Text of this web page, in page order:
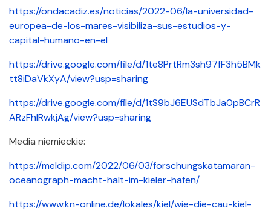
https://ondacadiz.es/noticias/2022-06/la-universidad-
europea-de-los-mares-visibiliza-sus-estudios-y-
capital-humano-en-el
https://drive.google.com/file/d/1te8PrtRm3sh97fF3h5BMk
tt8iDaVkXyA/view?usp=sharing
https://drive.google.com/file/d/1tS9bJ6EUSdTbJa0pBCrR
ARzFhIRwkjAg/view?usp=sharing
Media niemieckie:
https://meldip.com/2022/06/03/forschungskatamaran-
oceanograph-macht-halt-im-kieler-hafen/
https://www.kn-online.de/lokales/kiel/wie-die-cau-kiel-